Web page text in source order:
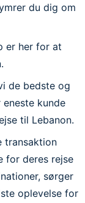
du dig om
er her for at
de bedste og
kunde
til Lebanon.
transaktion
for deres rejse
sørger
oplevelse for